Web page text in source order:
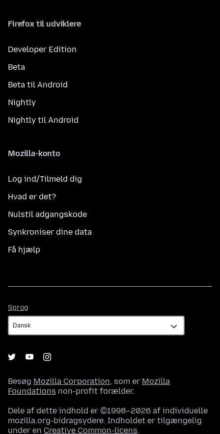
Firefox til udviklere
Developer Edition
Beta
Beta til Android
Nightly
Nightly til Android
Mozilla-konto
Log ind/Tilmeld dig
Hvad er det?
Nulstil adgangskode
Synkroniser dine data
Få hjælp
Sprog
Besøg Mozilla Corporation, som er Mozilla
Foundations non-profit forælder.
Dele af dette indhold er ©1998–2026 af individuelle
mozilla.org-bidragsydere. Indholdet er tilgængelig
under en Creative Common-licens.